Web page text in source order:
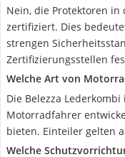
Nein, die Protektoren
zertifiziert. Dies
strengen
Zertifizierungsstellen
Welche Art von
Die Belezza
Motorradfahrer
bieten. Einteiler gelten
Welche